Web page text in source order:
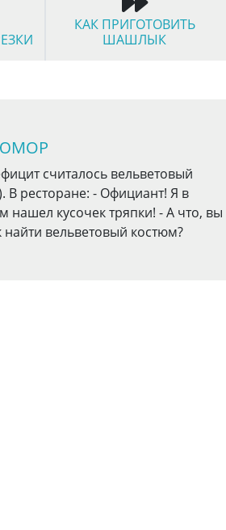
КАК ПРИГОТОВИТЬ
ШАШЛЫК
считалось вельветовый
В ресторане: - Официант! Я в
нашел кусочек тряпки! - А что, вы
найти вельветовый костюм?